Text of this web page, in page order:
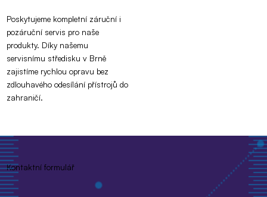
Poskytujeme kompletní záruční i
pozáruční servis pro naše
produkty. Díky našemu
servisnímu středisku v Brně
zajistíme rychlou opravu bez
zdlouhavého odesílání přístrojů do
zahraničí.
Kontaktní formulář